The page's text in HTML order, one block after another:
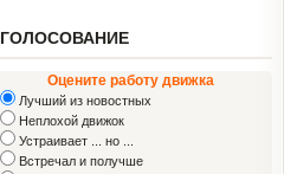
ГОЛОСОВАНИЕ
Оцените работу движка
Лучший из новостных
Неплохой движок
Устраивает ... но ...
Встречал и получше